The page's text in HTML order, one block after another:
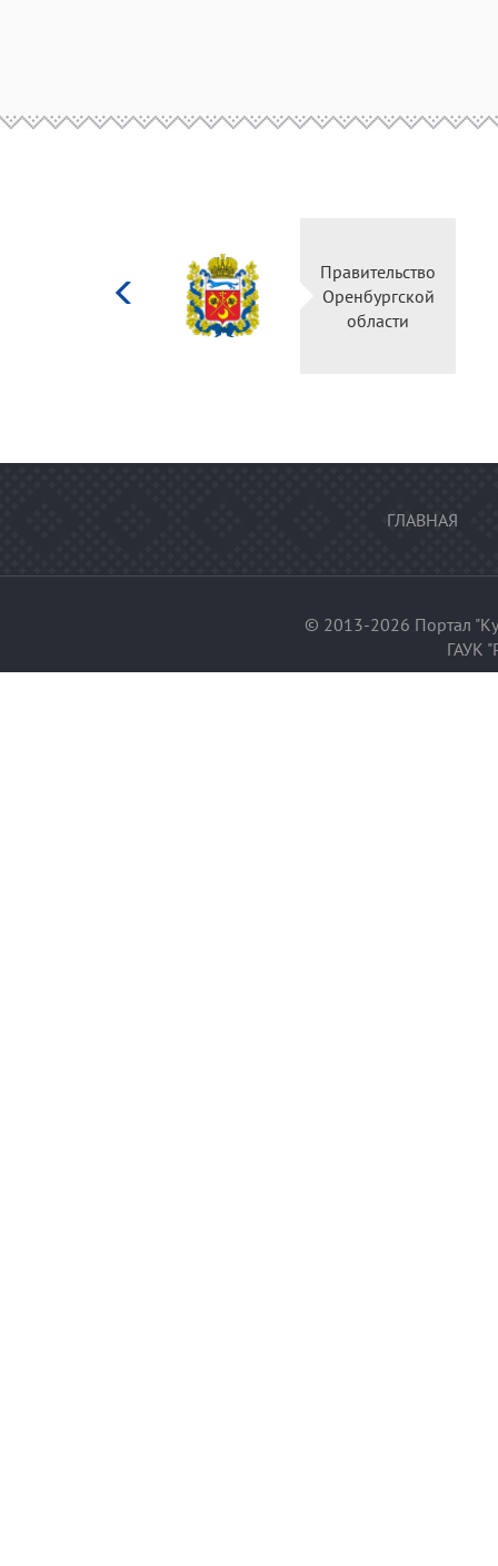
культуры
Российской
Правительство
Оренбургской
области
ГЛАВНАЯ
© 2013-2026 Портал
ГАУК